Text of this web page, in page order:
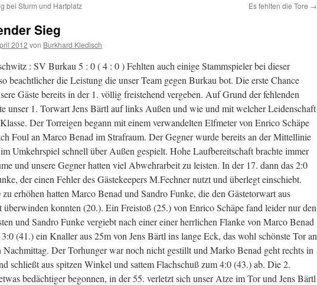
bei Sturm und Hartplatz Es fehlten die Tore →
Sieg
2012 von Burkhard Kledisch
: SV Burkau 5 : 0 ( 4 : 0 ) Fehlten auch einige Stammspieler bei dieser
beachtlicher die Leistung die unser Team gegen Burkau bot. Die erste Chance
Gäste bereits in der 1. völlig freistehend vergeben. Auf Grund der fehlenden
unser 1. Torwart Jens Bärtl auf links Außen und wie und mit welcher Leidenschaft
Der Torreigen begann mit einem verwandelten Elfmeter von Enrico Schäpe
Foul an Marco Benad im Strafraum. Der Gegner wurde bereits an der Mittellinie
Umkehrspiel schnell über Außen gespielt. Hohe Laufbereitschaft brachte immer
und unsere Gegner hatten viel Abwehrarbeit zu leisten. In der 17. dann das 2:0
der einen Fehler des Gästekeepers M.Fechner nutzt und überlegt einschiebt.
erhöhen hatten Marco Benad und Sandro Funke, die den Gästetorwart aus
überwinden konnten (20.). Ein Freistoß (25.) von Enrico Schäpe fand leider nur den
und Sandro Funke vergiebt nach einer einer herrlichen Flanke von Marco Benad
(41.) ein Knaller aus 25m von Jens Bärtl ins lange Eck, das wohl schönste Tor an
Nachmittag. Der Torhunger war noch nicht gestillt und Marko Benad geht rechts in
schließt aus spitzen Winkel und sattem Flachschuß zum 4:0 (43.) ab. Die 2.
bedächtiger begonnen, in der 55. verletzt sich unser Atze im Tor und Jens Bärtl